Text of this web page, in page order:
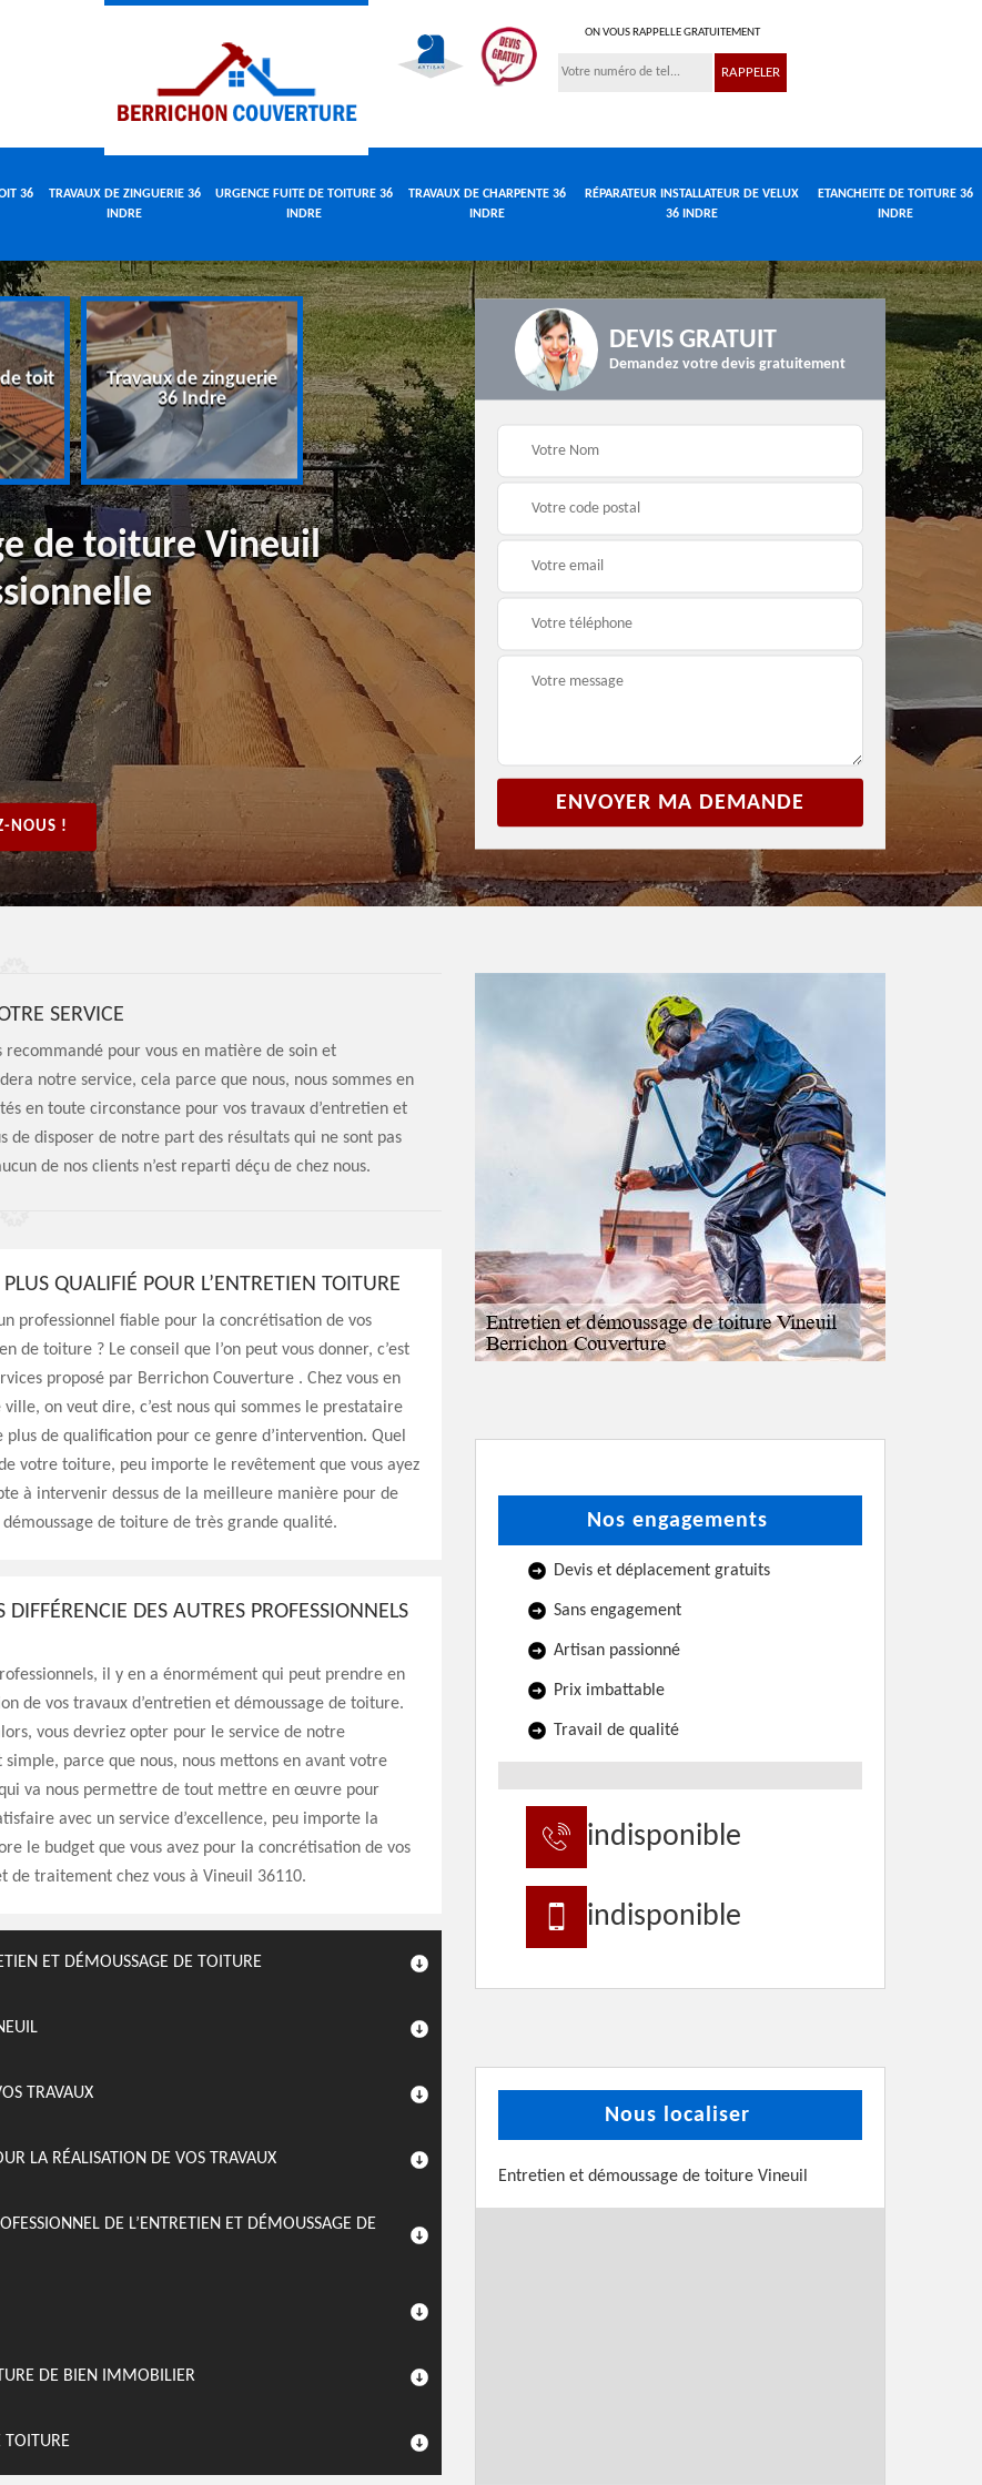
ON VOUS RAPPELLE GRATUITEMENT
36
TRAVAUX DE ZINGUERIE 36
INDRE
URGENCE FUITE DE TOITURE 36
INDRE
TRAVAUX DE CHARPENTE 36
INDRE
RÉPARATEUR INSTALLATEUR DE VELUX
36 INDRE
ETANCHEITE DE TOITURE 36
INDRE
toit
Travaux de zinguerie
36 Indre
Urgence fuite de
toiture 36 Indre
Travaux de charpente
36 Indre
Réparateur
installateur de velux
36 Indre
de toiture Vineuil
NOUS !
DEVIS GRATUIT
Demandez votre devis gratuitement
SERVICE
recommandé pour vous en matière de soin et
notre service, cela parce que nous, nous sommes en
en toute circonstance pour vos travaux d’entretien et
de disposer de notre part des résultats qui ne sont pas
de nos clients n’est reparti déçu de chez nous.
PLUS QUALIFIÉ POUR L’ENTRETIEN TOITURE
professionnel fiable pour la concrétisation de vos
de toiture ? Le conseil que l’on peut vous donner, c’est
proposé par Berrichon Couverture . Chez vous en
on veut dire, c’est nous qui sommes le prestataire
plus de qualification pour ce genre d’intervention. Quel
votre toiture, peu importe le revêtement que vous ayez
à intervenir dessus de la meilleure manière pour de
démoussage de toiture de très grande qualité.
DES AUTRES PROFESSIONNELS
il y en a énormément qui peut prendre en
de vos travaux d’entretien et démoussage de toiture.
vous devriez opter pour le service de notre
simple, parce que nous, nous mettons en avant votre
va nous permettre de tout mettre en œuvre pour
avec un service d’excellence, peu importe la
le budget que vous avez pour la concrétisation de vos
de traitement chez vous à Vineuil 36110.
ET DÉMOUSSAGE DE TOITURE
TRAVAUX
LA RÉALISATION DE VOS TRAVAUX
DE L’ENTRETIEN ET DÉMOUSSAGE DE
DE BIEN IMMOBILIER
TOITURE
Nos engagements
Devis et déplacement gratuits
Sans engagement
Artisan passionné
Prix imbattable
Travail de qualité
indisponible
indisponible
Nous localiser
Entretien et démoussage de toiture Vineuil